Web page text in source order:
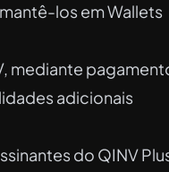
los em Wallets
mediante
adicionais
do QINV